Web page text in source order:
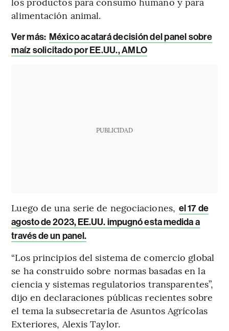
alimentación animal.
Ver más: México acatará decisión del panel sobre
maíz solicitado por EE.UU., AMLO
PUBLICIDAD
Luego de una serie de negociaciones, el 17 de
agosto de 2023, EE.UU. impugnó esta medida a
través de un panel.
“Los principios del sistema de comercio global
se ha construido sobre normas basadas en la
ciencia y sistemas regulatorios transparentes”,
dijo en declaraciones públicas recientes sobre
el tema la subsecretaria de Asuntos Agrícolas
Exteriores, Alexis Taylor.